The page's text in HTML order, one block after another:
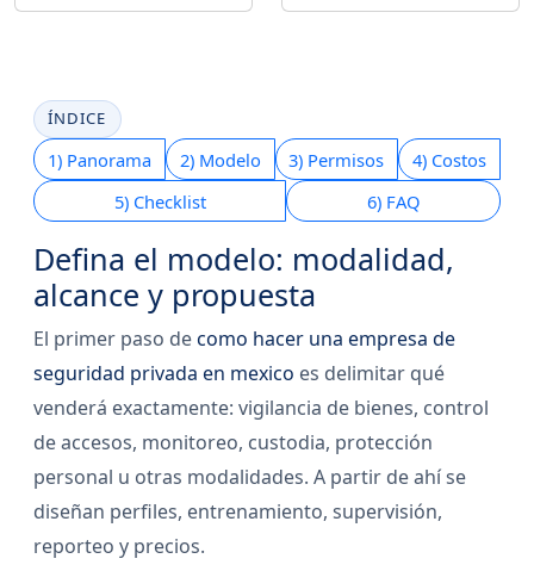
ÍNDICE
1) Panorama 2) Modelo 3) Permisos
4) Costos
5) Checklist
6) FAQ
Defina el modelo: modalidad,
alcance y propuesta
El primer paso decomo hacer una empresa de
seguridad privada en mexico es delimitar qué
venderá exactamente: vigilancia de bienes, control
de accesos, monitoreo, custodia, protección
personal u otras modalidades. A partir de ahí se
diseñan perfiles, entrenamiento, supervisión,
reporteo y precios.